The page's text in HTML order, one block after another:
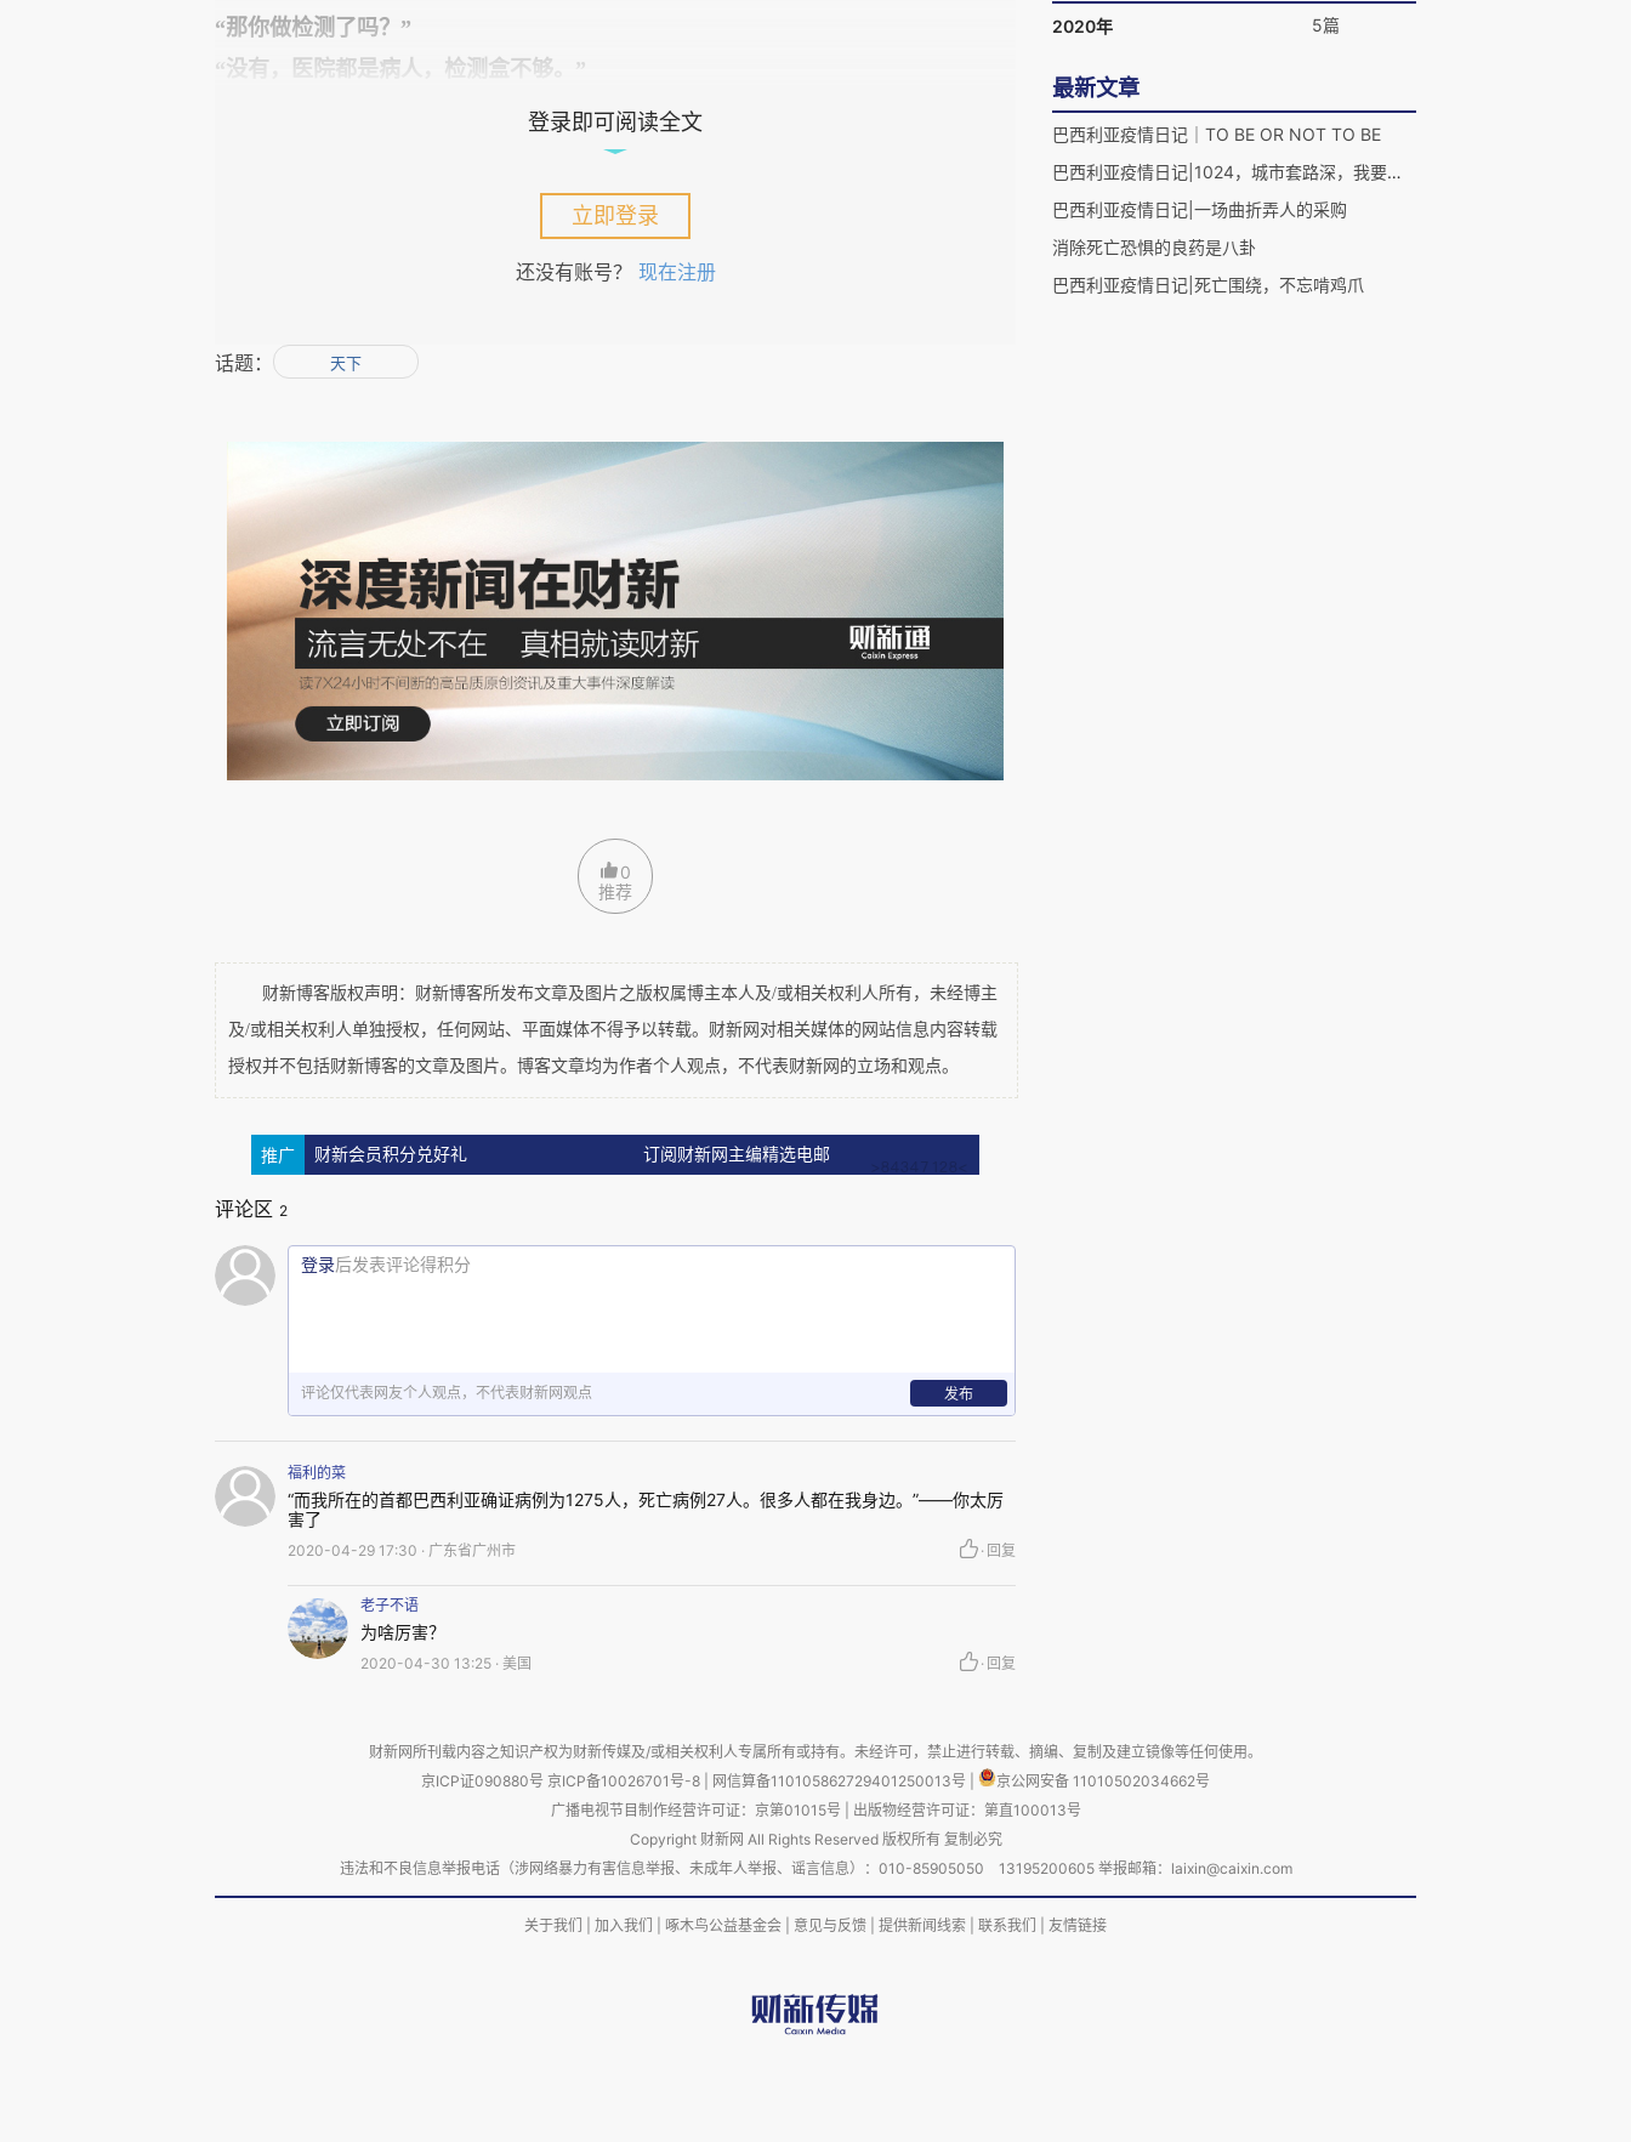
“那你做检测了吗？”
“没有，医院都是病人，检测盒不够。”
“不太好，Frank，我被新冠病毒感染了，现在在家吸氧休息。我爸也被感染了，刚
刚拍了片子，确诊了，但是贝伦的医院已经住满病人， 没有床位，他也只能在家休
“天啦，那你好好休息，保证营养。”
最近一个月，我与多个巴西朋友们之间的对话都是这样一个模式：你好吗——不太
好，因为病毒......——这太让人难过了。自2月26日官方宣布圣保罗确诊第一例新冠
病毒感染者以来，巴西的疫情已经迅速扩散，成为南美最严重的国家，巴西卫生部4
月27日公布的数据显示，确诊病例为66501人，死亡病例4543人，正在调查中的死亡
疑似病例1136人。而我所在的首都巴西利亚确证病例为1275人，死亡病例27人。
Mauro是巴西利亚大学孔子学院的一个学生，当我把这个信息通过微信发给他的时
候，他迅速回复了我，“Frank，你在家吧，我今天在超市看到了鸡爪子，上次听你
小伙端着一大盒鸡爪出现在我住处门口，作为回报我也准备了一盒口罩给他。
在新冠病毒扩散迅速的非常时期，这家伙不在家好好呆着避疫，反而记得我跟他就
提过一次的鸡爪子，并且不远十几里的开车给我送过来，这种乐于助人的国际主义
精神让我感动得汗毛直竖。
“谢谢你，Mauro，赶紧回家呆着，不要乱跑了，记得戴口罩。”我隔着1米5的社交
安全距离接过他送来的3块钱鸡爪子，递给他当前黑市价200块钱的一盒口罩，然后
立即关门把他赶走了，一气呵成，全程不到15秒。
到巴西利亚之后，Mauro这样热心的巴西人我遇到了很多，可能正是因为地大物
乐观，喜欢和朋友分享自己的生活，至于忧患意识，不存在的。当这场突如其来席
卷整个世界的疫病将巴西等所有南美国家裹挟进去的时候，巴西人还乐呵呵地开玩
笑说，狂欢节期间是没有病毒的，它们节后才来。可谁又能意识到，自己很快会被
这个可怕的病毒夺去亲人、朋友、工作甚至生命，生活从此彻底改变。
想到这里，我有点悲伤，狠狠的咬了一口刚炖好的鸡爪，嗯，味道不错，不管怎么
这片桑巴热土能够尽快摆脱疫病的阴影，抚平伤口，恢复往日的宁静。
登录即可阅读全文
立即登录
还没有账号？ 现在注册
话题： 天下
0
推荐
财新博客版权声明：财新博客所发布文章及图片之版权属博主本人及/或相关权利人所有，未经博主
及/或相关权利人单独授权，任何网站、平面媒体不得予以转载。财新网对相关媒体的网站信息内容转载
授权并不包括财新博客的文章及图片。博客文章均为作者个人观点，不代表财新网的立场和观点。
推广 财新会员积分兑好礼 订阅财新网主编精选电邮
评论区 2
登录后发表评论得积分
评论仅代表网友个人观点，不代表财新网观点 发布
福利的菜
“而我所在的首都巴西利亚确证病例为1275人，死亡病例27人。很多人都在我身边。”——你太厉
害了
2020-04-29 17:30 · 广东省广州市 · 回复
老子不语
为啥厉害？
2020-04-30 13:25 · 美国 · 回复
2020年 5篇
最新文章
巴西利亚疫情日记｜TO BE OR NOT TO BE
巴西利亚疫情日记|1024，城市套路深，我要回农村
巴西利亚疫情日记|一场曲折弄人的采购
消除死亡恐惧的良药是八卦
巴西利亚疫情日记|死亡围绕，不忘啃鸡爪
财新网所刊载内容之知识产权为财新传媒及/或相关权利人专属所有或持有。未经许可，禁止进行转载、摘编、复制及建立镜像等任何使用。
京ICP证090880号 京ICP备10026701号-8 网信算备110105862729401250013号
京公网安备 11010502034662号
广播电视节目制作经营许可证：京第01015号
出版物经营许可证：第直100013号
Copyright 财新网 All Rights Reserved 版权所有 复制必究
违法和不良信息举报电话（涉网络暴力有害信息举报、未成年人举报、谣言信息）：010-85905050 13195200605 举报邮箱：laixin@caixin.com
关于我们 加入我们 啄木鸟公益基金会 意见与反馈 提供新闻线索 联系我们 友情链接